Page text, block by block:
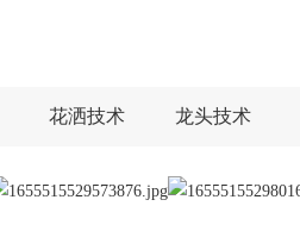
花洒技术 龙头技术